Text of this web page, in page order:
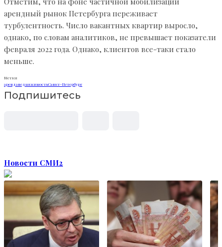
арендный рынок Петербурга переживает
турбулентность. Число вакантных квартир выросло,
однако, по словам аналитиков, не превышает показатели
февраля 2022 года. Однако, клиентов все-таки стало
меньше.
Метки
аренданедвижимостьСанкт-Петербург
Подпишитесь
Новости СМИ2